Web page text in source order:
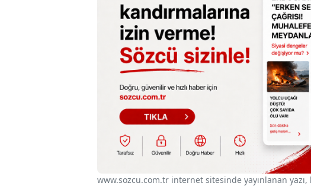
www.sozcu.com.tr internet sitesinde yayınlanan